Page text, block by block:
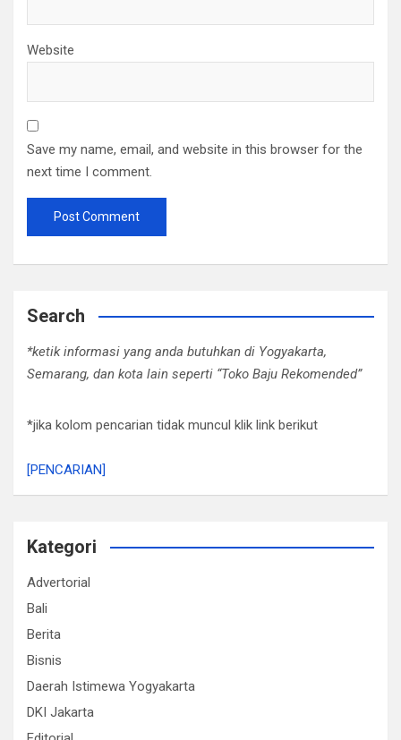
Website
Save my name, email, and website in this browser for the
next time I comment.
Search
*ketik informasi yang anda butuhkan di Yogyakarta,
Semarang, dan kota lain seperti “Toko Baju Rekomended”
*jika kolom pencarian tidak muncul klik link berikut
[PENCARIAN]
Kategori
Advertorial
Bali
Berita
Bisnis
Daerah Istimewa Yogyakarta
DKI Jakarta